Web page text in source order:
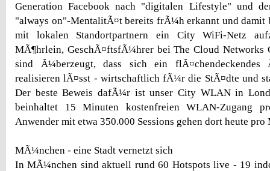
Generation Facebook nach "digitalen Lifestyle" und
"always on"-MentalitÃ¤t bereits frÃ¼h erkannt und damit
mit lokalen Standortpartnern ein City WiFi-Netz
MÃ¶hrlein, GeschÃ¤ftsfÃ¼hrer bei The Cloud Networks
sind Ã¼berzeugt, dass sich ein flÃ¤chendeckendes
realisieren lÃ¤sst - wirtschaftlich fÃ¼r die StÃ¤dte und
Der beste Beweis dafÃ¼r ist unser City WLAN in
beinhaltet 15 Minuten kostenfreien WLAN-Zugang
Anwender mit etwa 350.000 Sessions gehen dort heute
MÃ¼nchen - eine Stadt vernetzt sich
In MÃ¼nchen sind aktuell rund 60 Hotspots live - 19